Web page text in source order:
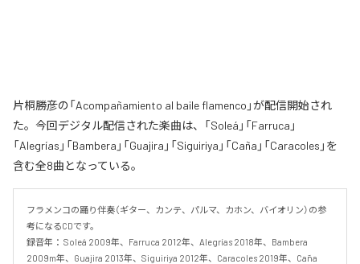
片桐勝彦の「Acompañamiento al baile flamenco」が配信開始され
た。今回デジタル配信された楽曲は、「Soleá」「Farruca」
「Alegrías」「Bambera」「Guajira」「Siguiriya」「Caña」「Caracoles」を
含む全8曲となっている。
フラメンコの踊り伴奏（ギター、カンテ、パルマ、カホン、バイオリン）の参
考になるCDです。
録音年： Soleá 2009年、Farruca 2012年、Alegrías 2018年、Bambera
2009m年、Guajira 2013年、Siguiriya 2012年、Caracoles 2019年、Caña